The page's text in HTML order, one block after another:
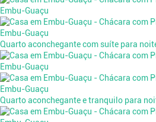
Quarto aconchegante com suíte para
Quarto aconchegante e tranquilo para